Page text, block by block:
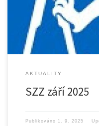
AKTUALITY
SZZ září 2025
Publikováno 1. 9. 2025